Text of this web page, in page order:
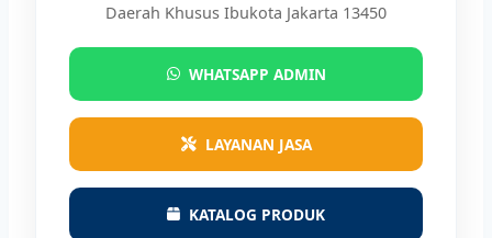
Daerah Khusus Ibukota Jakarta 13450
WHATSAPP ADMIN
LAYANAN JASA
KATALOG PRODUK